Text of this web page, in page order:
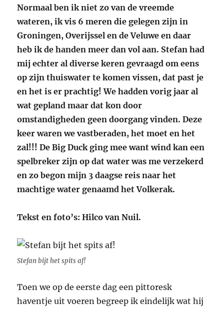
Normaal ben ik niet zo van de vreemde
wateren, ik vis 6 meren die gelegen zijn in
Groningen, Overijssel en de Veluwe en daar
heb ik de handen meer dan vol aan. Stefan had
mij echter al diverse keren gevraagd om eens
op zijn thuiswater te komen vissen, dat past je
en het is er prachtig! We hadden vorig jaar al
wat gepland maar dat kon door
omstandigheden geen doorgang vinden. Deze
keer waren we vastberaden, het moet en het
zal!!! De Big Duck ging mee want wind kan een
spelbreker zijn op dat water was me verzekerd
en zo begon mijn 3 daagse reis naar het
machtige water genaamd het Volkerak.
Tekst en foto’s: Hilco van Nuil.
Stefan bijt het spits af!
Toen we op de eerste dag een pittoresk
haventje uit voeren begreep ik eindelijk wat hij